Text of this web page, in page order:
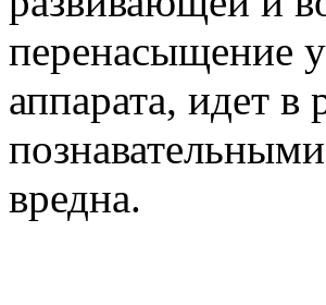
перенасыщение
аппарата, идет
вредна.